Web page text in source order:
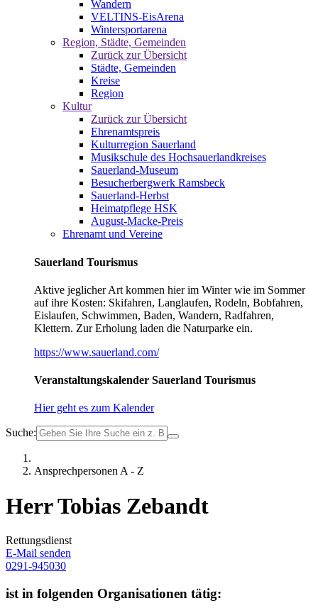
Wandern
VELTINS-EisArena
Wintersportarena
Region, Städte, Gemeinden
Zurück zur Übersicht
Städte, Gemeinden
Kreise
Region
Kultur
Zurück zur Übersicht
Ehrenamtspreis
Kulturregion Sauerland
Musikschule des Hochsauerlandkreises
Sauerland-Museum
Besucherbergwerk Ramsbeck
Sauerland-Herbst
Heimatpflege HSK
August-Macke-Preis
Ehrenamt und Vereine
Sauerland Tourismus
Aktive jeglicher Art kommen hier im Winter wie im Sommer
auf ihre Kosten: Skifahren, Langlaufen, Rodeln, Bobfahren,
Eislaufen, Schwimmen, Baden, Wandern, Radfahren,
Klettern. Zur Erholung laden die Naturparke ein.
https://www.sauerland.com/
Veranstaltungskalender Sauerland Tourismus
Hier geht es zum Kalender
Suche:
Ansprechpersonen A - Z
Herr Tobias Zebandt
Rettungsdienst
E-Mail senden
0291-945030
ist in folgenden Organisationen tätig: